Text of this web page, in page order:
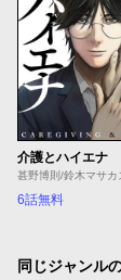
介護とハイエナ
6話無料
同じジャンル